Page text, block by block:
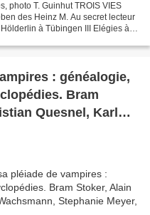
photo T. Guinhut TROIS VIES
des Heinz M. Au secret lecteur
à Tübingen III Elégies à
généalogie,
Bram
Quesnel, Karl
Meyer, Victor